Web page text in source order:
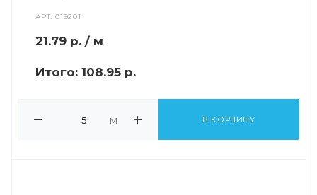
АРТ.019201
21.79 р. / м
Итого: 108.95 р.
м В КОРЗИНУ